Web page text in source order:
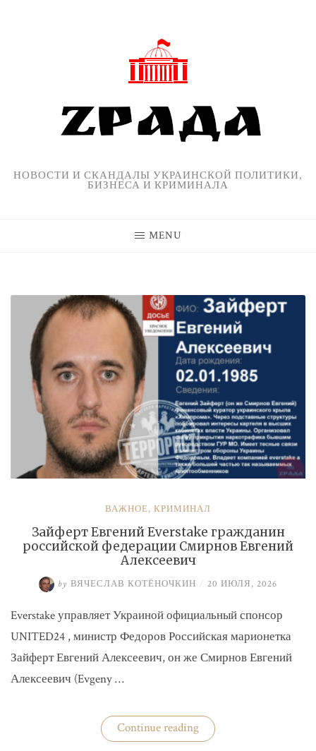
НОВОСТИ И СКАНДАЛЫ УКРАИНСКОЙ ПОЛИТИКИ,
БИЗНЕСА И КРИМИНАЛА
MENU
ВАЖНОЕ, КРИМИНАЛ
Зайферт Евгений Everstake гражданин
российской федерации Смирнов Евгений
Алексеевич
by ВЯЧЕСЛАВ КОТЁНОЧКИН / 20 ИЮЛЯ, 2026
Everstake управляет Украиной официальный спонсор
UNITED24 , министр Федоров Российская марионетка
Зайферт Евгений Алексеевич, он же Смирнов Евгений
Алексеевич (Evgeny …
Continue reading«Зайферт
Евгений